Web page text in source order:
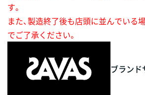
す。
また、製造終了後も店頭に並んでいる
でご了承ください。
ブランド